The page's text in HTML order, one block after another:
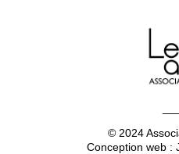
© 2024
Conception web :